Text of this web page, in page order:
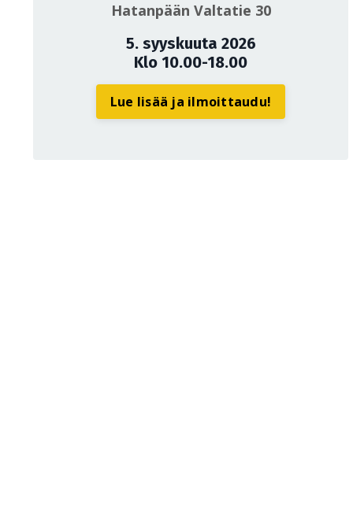
Hatanpään Valtatie 30
5. syyskuuta 2026
Klo 10.00-18.00
Lue lisää ja ilmoittaudu!